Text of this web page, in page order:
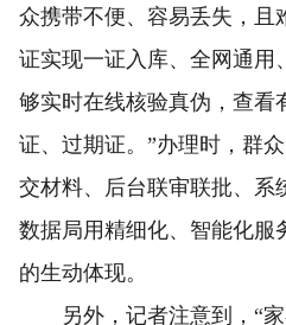
众携带不便、容易丢失，且
证实现一证入库、全网通用
够实时在线核验真伪，查看
证、过期证。”办理时，群
交材料、后台联审联批、
数据局用精细化、智能化服
的生动体现。
另外，记者注意到，“家